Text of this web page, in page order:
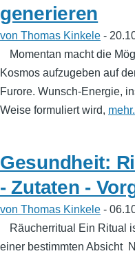
generieren
von Thomas Kinkele -
Momentan macht die
Kosmos aufzugeben auf
Furore. Wunsch-Energie,
Weise formuliert wird,
Gesundheit:
- Zutaten -
von Thomas Kinkele -
Räucherritual Ein Ritual
einer bestimmten Absicht